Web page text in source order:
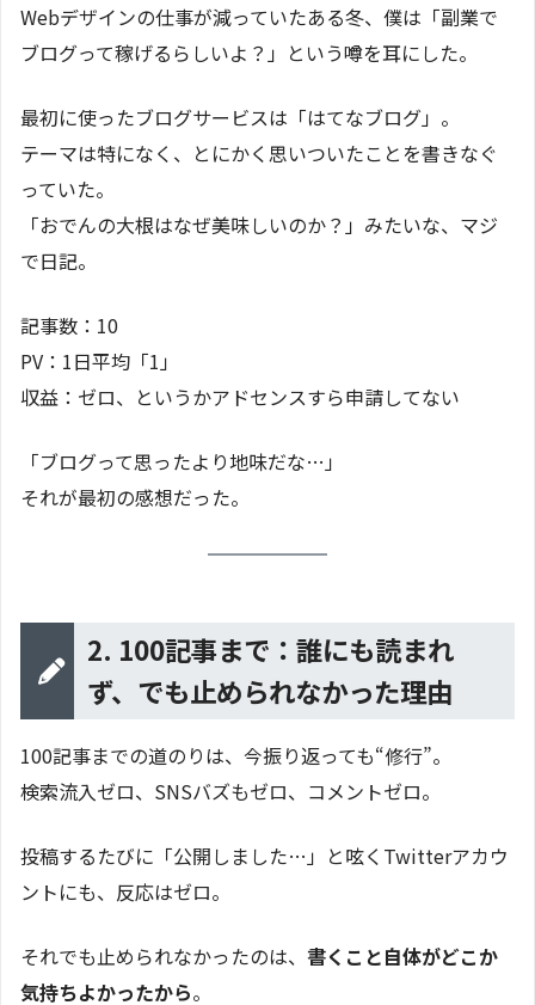
Webデザインの仕事が減っていたある冬、僕は「副業で
ブログって稼げるらしいよ？」という噂を耳にした。
最初に使ったブログサービスは「はてなブログ」。
テーマは特になく、とにかく思いついたことを書きなぐ
っていた。
「おでんの大根はなぜ美味しいのか？」みたいな、マジ
で日記。
記事数：10
PV：1日平均「1」
収益：ゼロ、というかアドセンスすら申請してない
「ブログって思ったより地味だな…」
それが最初の感想だった。
2. 100記事まで：誰にも読まれ
ず、でも止められなかった理由
100記事までの道のりは、今振り返っても“修行”。
検索流入ゼロ、SNSバズもゼロ、コメントゼロ。
投稿するたびに「公開しました…」と呟くTwitterアカウ
ントにも、反応はゼロ。
それでも止められなかったのは、 書くこと自体がどこか
気持ちよかったから。